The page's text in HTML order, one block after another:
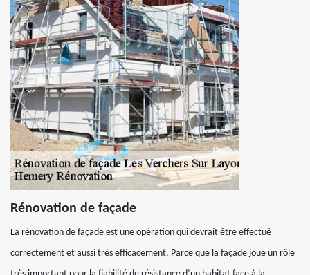
Rénovation de façade
La rénovation de façade est une opération qui devrait être effectué
correctement et aussi très efficacement. Parce que la façade joue un rôle